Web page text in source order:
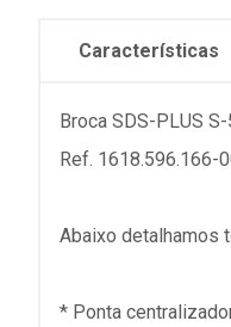
Características
Broca SDS-PLUS
Ref. 1618.596.166-
Abaixo detalhamos
* Ponta